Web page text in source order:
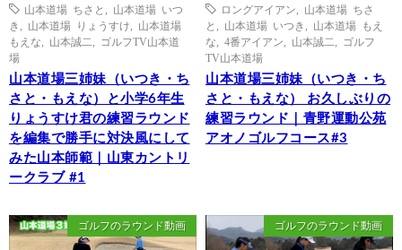
山本道場 ちさと
山本道場 いつ
き
山本道場 りょうすけ
山本道場
もえな
山本誠二
ゴルフTV山本道
場
山本道場三姉妹（いつき・ち
さと・もえな）と小学6年生
りょうすけ君の練習ラウンド
を編集で勝手に対決風にして
みた山本師範｜山東カントリ
ークラブ #1
ロングアイアン
山本道場 ちさ
と
山本道場 いつき
山本道場 もえ
な
4番アイアン 山本誠二
ゴルフ
TV山本道場
山本道場三姉妹（いつき・ち
さと・もえな） お久しぶりの
練習ラウンド｜青野運動公苑
アオノゴルフコース#3
ゴルフのラウンド動画 ゴルフのラウンド動画